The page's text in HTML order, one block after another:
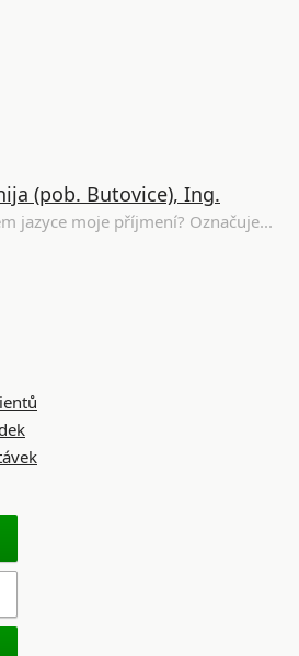
(pob. Butovice), Ing.
jazyce moje příjmení? Označuje...